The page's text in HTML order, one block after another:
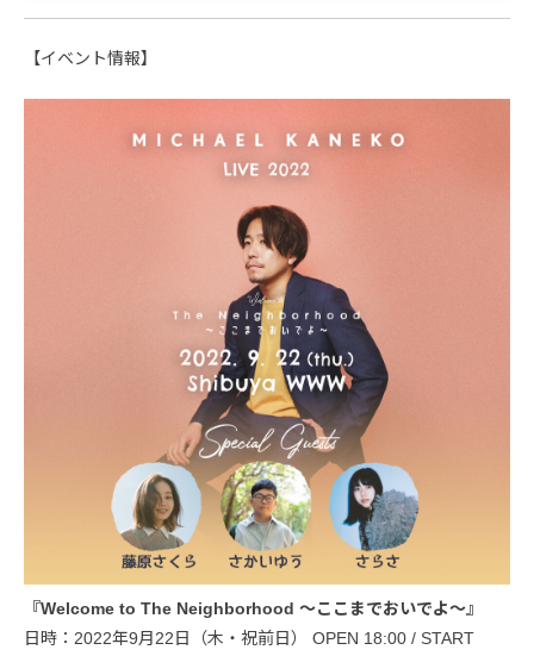
【イベント情報】
『Welcome to The Neighborhood 〜ここまでおいでよ〜』
日時：2022年9月22日（木・祝前日） OPEN 18:00 / START